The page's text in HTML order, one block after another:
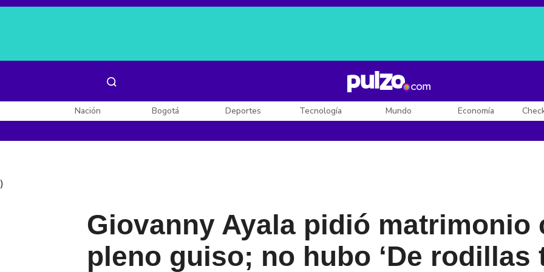
Posesión de De la Espriella
Nación Bogotá Deportes Tecnología Mundo Economía
)
Giovanny Ayala pidió matrimonio
pleno guiso; no hubo ‘De rodillas